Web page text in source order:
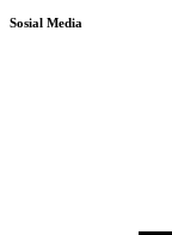
Sosial Media